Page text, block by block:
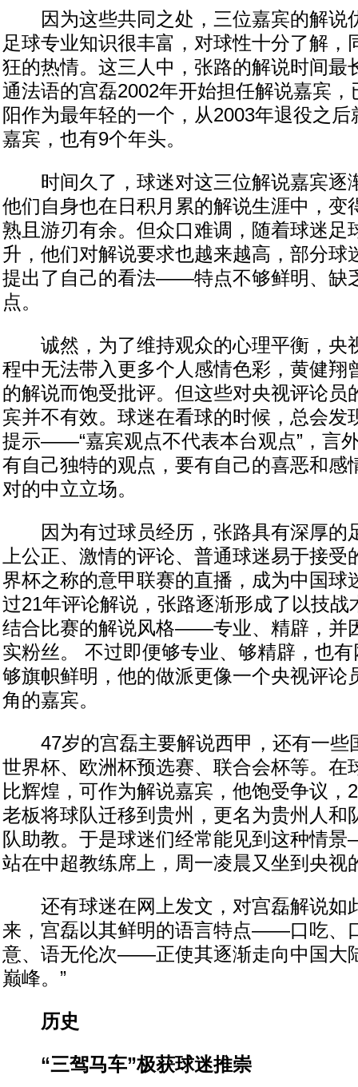
因为这些共同之处，三位嘉宾的解说
足球专业知识很丰富，对球性十分了解，
狂的热情。这三人中，张路的解说时间最
通法语的宫磊2002年开始担任解说嘉宾，
阳作为最年轻的一个，从2003年退役之
嘉宾，也有9个年头。
时间久了，球迷对这三位解说嘉宾逐
他们自身也在日积月累的解说生涯中，变
熟且游刃有余。但众口难调，随着球迷足
升，他们对解说要求也越来越高，部分球
提出了自己的看法——特点不够鲜明、缺
点。
诚然，为了维持观众的心理平衡，央
程中无法带入更多个人感情色彩，黄健翔
的解说而饱受批评。但这些对央视评论员
宾并不有效。球迷在看球的时候，总会发
提示——“嘉宾观点不代表本台观点”，言
有自己独特的观点，要有自己的喜恶和感
对的中立立场。
因为有过球员经历，张路具有深厚的
上公正、激情的评论、普通球迷易于接受
界杯之称的意甲联赛的直播，成为中国球
过21年评论解说，张路逐渐形成了以技战
结合比赛的解说风格——专业、精辟，并
实粉丝。 不过即便够专业、够精辟，也
够旗帜鲜明，他的做派更像一个央视评论
角的嘉宾。
47岁的宫磊主要解说西甲，还有一些
世界杯、欧洲杯预选赛、联合会杯等。在
比辉煌，可作为解说嘉宾，他饱受争议，
老板将球队迁移到贵州，更名为贵州人和
队助教。于是球迷们经常能见到这种情
站在中超教练席上，周一凌晨又坐到央视
还有球迷在网上发文，对宫磊解说如
来，宫磊以其鲜明的语言特点——口吃、
意、语无伦次——正使其逐渐走向中国大
巅峰。”
历史
“三驾马车”极获球迷推崇